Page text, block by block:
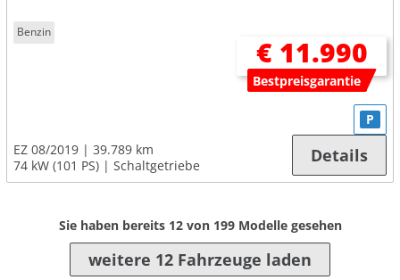
Benzin
€ 11.990
Bestpreisgarantie
EZ 08/2019
39.789 km
74 kW (101 PS)
Schaltgetriebe
P
Details
Sie haben bereits 12von 199Modelle gesehen
weitere 12 Fahrzeuge laden